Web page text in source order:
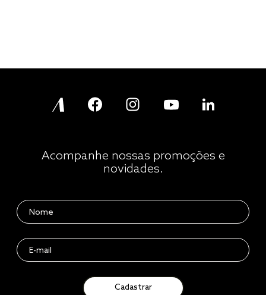
Acompanhe nossas promoções e
novidades.
Cadastrar